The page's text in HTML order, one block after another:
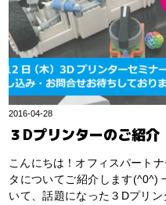
2016-04-28
３Dプリンターのご紹
こんにちは！オフィスパート
タについてご紹介します(^0^)
いて、話題になった３Dプリ